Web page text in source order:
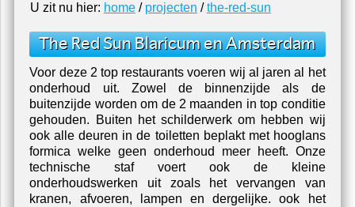
U zit nu hier: home/ projecten /the-red-sun
The Red Sun Blaricum en Amsterdam
Voor deze 2 top restaurants voeren wij al jaren al het
onderhoud uit. Zowel de binnenzijde als de
buitenzijde worden om de 2 maanden in top conditie
gehouden. Buiten het schilderwerk om hebben wij
ook alle deuren in de toiletten beplakt met hooglans
formica welke geen onderhoud meer heeft. Onze
technische staf voert ook de kleine
onderhoudswerken uit zoals het vervangen van
kranen, afvoeren, lampen en dergelijke. ook het